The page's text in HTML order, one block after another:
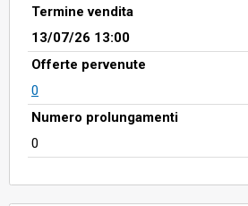
Termine vendita
13/07/26 13:00
Offerte pervenute
0
Numero prolungamenti
0